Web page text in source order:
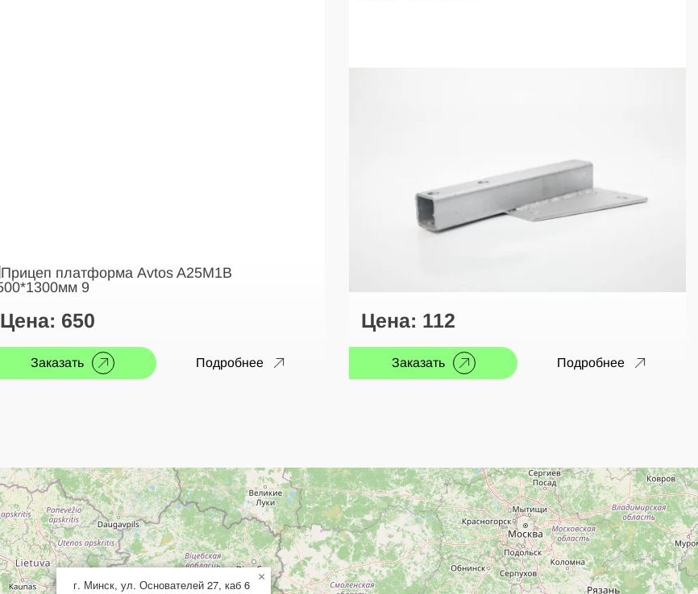
Цена: 650
Заказать Подробнее
Цена: 112
Заказать Подробнее
г. Минск, ул. Основателей 27, каб 6
×